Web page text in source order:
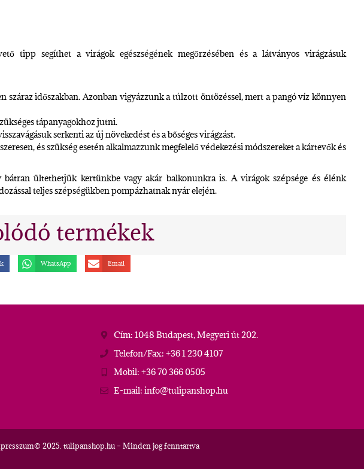
tipp segíthet a virágok egészségének megőrzésében és a látványos virágzásuk
időszakban. Azonban vigyázzunk a túlzott öntözéssel, mert a pangó víz könnyen
tápanyagokhoz jutni.
serkenti az új növekedést és a bőséges virágzást.
és szükség esetén alkalmazzunk megfelelő védekezési módszereket a kártevők és
ültethetjük kertünkbe vagy akár balkonunkra is. A virágok szépsége és élénk
teljes szépségükben pompázhatnak nyár elején.
termékek
WhatsApp Email
Cím: 1048 Budapest, Megyeri út 202.
Telefon/Fax: +36 1 230 4107
Mobil: +36 70 366 0505
E-mail: info@tulipanshop.hu
© 2025. tulipanshop.hu – Minden jog fenntartva